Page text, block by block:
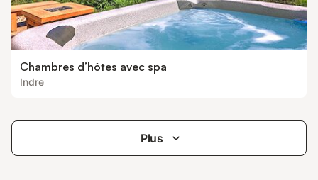
Chambres d’hôtes avec spa
Indre
Plus